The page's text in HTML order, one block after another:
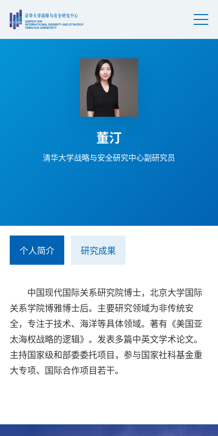
董汀
清华大学战略与安全研究中心副研究员
个人简介 研究成果
中国现代国际关系研究院博士，北京大学国际
关系学院博雅博士后。主要研究领域为非传统安
全，专注于技术、海洋等具体领域。著有《美国亚
太海权战略的逻辑》。发表多篇中英文学术论文。
主持国家级和部委委托项目，参与国家社科基金重
大专项、国际合作项目若干。